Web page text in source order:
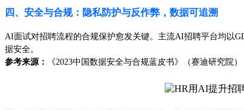
四、安全与合规：隐私防护与反作弊，数据可追溯
AI面试对招聘流程的合规保护愈发关键。主流AI招聘平台均以
据安全。
参考来源：
《2023中国数据安全与合规蓝皮书》（赛迪研究院）